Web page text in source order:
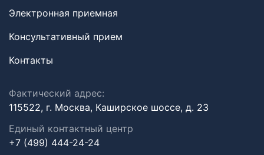
Электронная приемная
Консультативный прием
Контакты
Фактический адрес:
115522, г. Москва, Каширское шоссе, д. 23
Единый контактный центр
+7 (499) 444-24-24